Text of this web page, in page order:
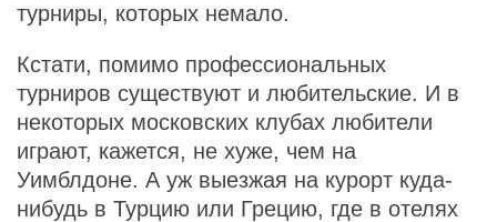
турниры, которых немало.
Кстати, помимо профессиональных
турниров существуют и любительские. И в
некоторых московских клубах любители
играют, кажется, не хуже, чем на
Уимблдоне. А уж выезжая на курорт куда-
нибудь в Турцию или Грецию, где в отелях